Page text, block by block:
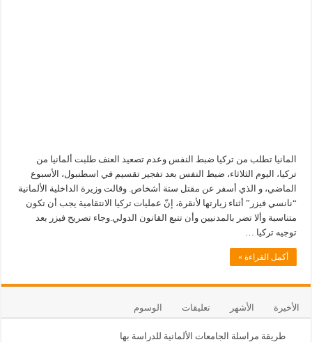
المانيا تطلب من تركيا ضبط النفس وعدم تصعيد العنف طلبت ألمانيا من
تركيا، اليوم الثلاثاء، ضبط النفس بعد تفجير تقسيم في اسطنبول، الأسبوع
الماضي، و الذي أسفر عن مقتل ستة أشخاص. وقالت وزيرة الداخلية الألمانية
“نانسي فيزر” أثناء زيارتها لأنقرة، إنّ عمليات تركيا الانتقامية يجب أن تكون
متناسبة وألا تضر بالمدنيين وأن تتبع القانون الدولي.وجاء تصريح فيزر بعد
توجيه تركيا …
أكمل القراءة »
الأخيرة الأشهر تعليقات الوسوم
طريقة مراسلة الجامعات الألمانية للدراسة بها